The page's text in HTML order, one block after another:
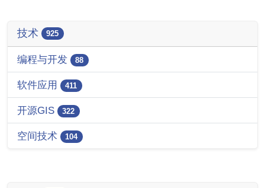
技术 925
编程与开发 88
软件应用 411
开源GIS 322
空间技术 104